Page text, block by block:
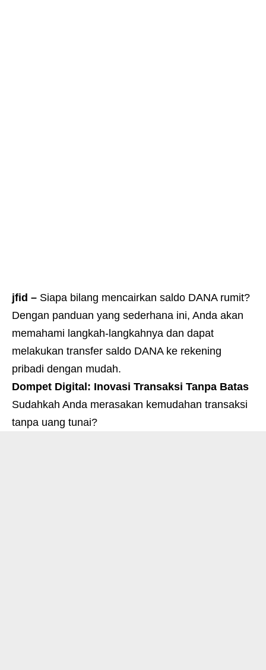
jfid – Siapa bilang mencairkan saldo DANA rumit?
Dengan panduan yang sederhana ini, Anda akan
memahami langkah-langkahnya dan dapat
melakukan transfer saldo DANA ke rekening
pribadi dengan mudah.
Dompet Digital: Inovasi Transaksi Tanpa Batas
Sudahkah Anda merasakan kemudahan transaksi
tanpa uang tunai?